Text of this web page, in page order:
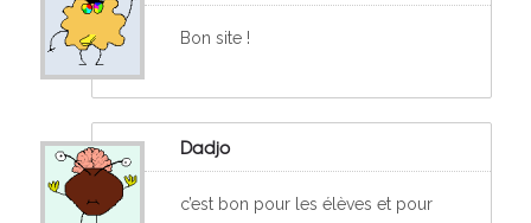
Bon site !
Dadjo
c’est bon pour les élèves et pour